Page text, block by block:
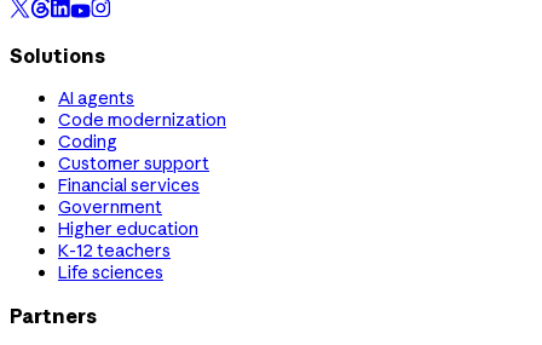
Solutions
AI agents
Code modernization
Coding
Customer support
Financial services
Government
Higher education
K-12 teachers
Life sciences
Partners